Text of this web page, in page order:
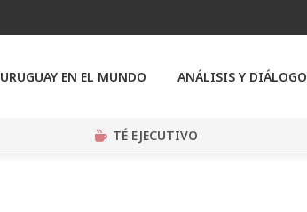
URUGUAY EN EL MUNDO ANÁLISIS Y DIÁLOGO
TÉ EJECUTIVO